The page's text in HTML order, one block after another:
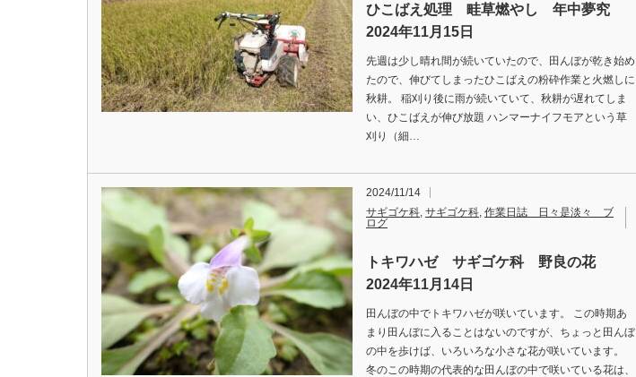
ひこばえ処理 畦草燃やし 年中夢究
2024年11月15日
先週は少し晴れ間が続いていたので、田んぼが乾き始め
たので、伸びてしまったひこばえの粉砕作業と火燃しに
秋耕。 稲刈り後に雨が続いていて、秋耕が遅れてしま
い、ひこばえが伸び放題 ハンマーナイフモアという草
刈り（細…
2024/11/14
サギゴケ科, サギゴケ科, 作業日誌 日々是淡々 ブ
ログ
トキワハゼ サギゴケ科 野良の花
2024年11月14日
田んぼの中でトキワハゼが咲いています。 この時期あ
まり田んぼに入ることはないのですが、ちょっと田んぼ
の中を歩けば、いろいろな小さな花が咲いています。
冬のこの時期の代表的な田んぼの中で咲いている花は、